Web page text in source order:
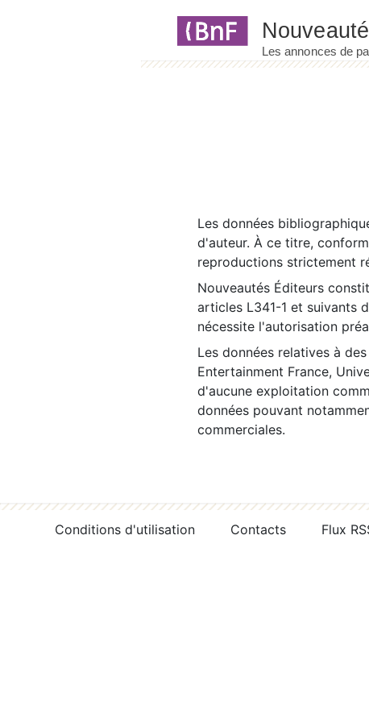
Les données
d'auteur. À ce titre,
reproductions strictement
Nouveautés Éditeurs
articles L341-1 et suivants
nécessite l'autorisation
Les données relatives à
Entertainment France,
d'aucune exploitation
données pouvant
commerciales.
Conditions d'utilisation Contacts Flux